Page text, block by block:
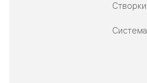
Створки
Система